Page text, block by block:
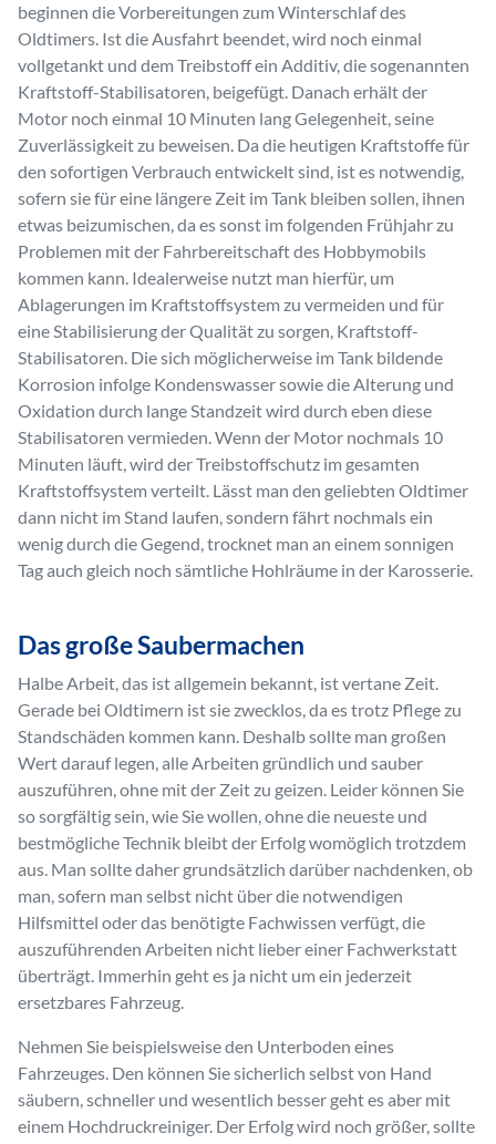
beginnen die Vorbereitungen zum Winterschlaf des
Oldtimers. Ist die Ausfahrt beendet, wird noch einmal
vollgetankt und dem Treibstoff ein Additiv, die sogenannten
Kraftstoff-Stabilisatoren, beigefügt. Danach erhält der
Motor noch einmal 10 Minuten lang Gelegenheit, seine
Zuverlässigkeit zu beweisen. Da die heutigen Kraftstoffe für
den sofortigen Verbrauch entwickelt sind, ist es notwendig,
sofern sie für eine längere Zeit im Tank bleiben sollen, ihnen
etwas beizumischen, da es sonst im folgenden Frühjahr zu
Problemen mit der Fahrbereitschaft des Hobbymobils
kommen kann. Idealerweise nutzt man hierfür, um
Ablagerungen im Kraftstoffsystem zu vermeiden und für
eine Stabilisierung der Qualität zu sorgen, Kraftstoff-
Stabilisatoren. Die sich möglicherweise im Tank bildende
Korrosion infolge Kondenswasser sowie die Alterung und
Oxidation durch lange Standzeit wird durch eben diese
Stabilisatoren vermieden. Wenn der Motor nochmals 10
Minuten läuft, wird der Treibstoffschutz im gesamten
Kraftstoffsystem verteilt. Lässt man den geliebten Oldtimer
dann nicht im Stand laufen, sondern fährt nochmals ein
wenig durch die Gegend, trocknet man an einem sonnigen
Tag auch gleich noch sämtliche Hohlräume in der Karosserie.
Das große Saubermachen
Halbe Arbeit, das ist allgemein bekannt, ist vertane Zeit.
Gerade bei Oldtimern ist sie zwecklos, da es trotz Pflege zu
Standschäden kommen kann. Deshalb sollte man großen
Wert darauf legen, alle Arbeiten gründlich und sauber
auszuführen, ohne mit der Zeit zu geizen. Leider können Sie
so sorgfältig sein, wie Sie wollen, ohne die neueste und
bestmögliche Technik bleibt der Erfolg womöglich trotzdem
aus. Man sollte daher grundsätzlich darüber nachdenken, ob
man, sofern man selbst nicht über die notwendigen
Hilfsmittel oder das benötigte Fachwissen verfügt, die
auszuführenden Arbeiten nicht lieber einer Fachwerkstatt
überträgt. Immerhin geht es ja nicht um ein jederzeit
ersetzbares Fahrzeug.
Nehmen Sie beispielsweise den Unterboden eines
Fahrzeuges. Den können Sie sicherlich selbst von Hand
säubern, schneller und wesentlich besser geht es aber mit
einem Hochdruckreiniger. Der Erfolg wird noch größer, sollte